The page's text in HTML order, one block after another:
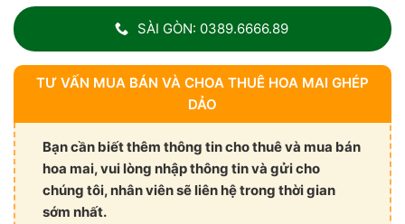
SÀI GÒN: 0389.6666.89
TƯ VẤN MUA BÁN VÀ CHOA THUÊ HOA MAI GHÉP
DẢO
Bạn cần biết thêm thông tin cho thuê và mua bán
hoa mai, vui lòng nhập thông tin và gửi cho
chúng tôi, nhân viên sẽ liên hệ trong thời gian
sớm nhất.